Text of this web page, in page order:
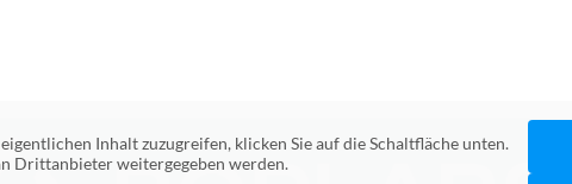
Inhalt zuzugreifen, klicken Sie auf die Schaltfläche unten.
Drittanbieter weitergegeben werden.